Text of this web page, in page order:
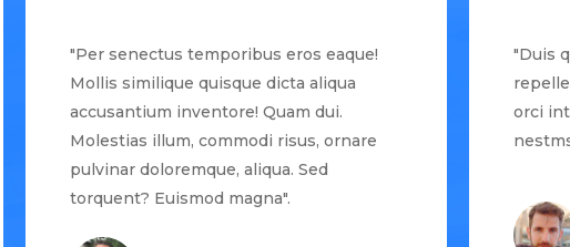
"Per senectus temporibus eros eaque!
Mollis similique quisque dicta aliqua
accusantium inventore! Quam dui.
Molestias illum, commodi risus, ornare
pulvinar doloremque, aliqua. Sed
torquent? Euismod magna".
"Duis
orci